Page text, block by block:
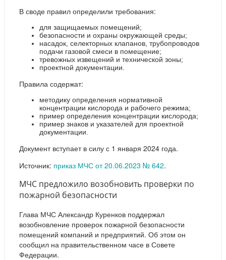
В своде правил определили требования:
для защищаемых помещений;
безопасности и охраны окружающей среды;
насадок, селекторных клапанов, трубопроводов
подачи газовой смеси в помещение;
тревожных извещений и технической зоны;
проектной документации.
Правила содержат:
методику определения нормативной
концентрации кислорода и рабочего режима;
пример определения концентрации кислорода;
пример знаков и указателей для проектной
документации.
Документ вступает в силу с 1 января 2024 года.
Источник: приказ МЧС от 20.06.2023 № 642.
МЧС предложило возобновить проверки по
пожарной безопасности
Глава МЧС Александр Куренков поддержал
возобновление проверок пожарной безопасности
помещений компаний и предприятий. Об этом он
сообщил на правительственном часе в Совете
Федерации.